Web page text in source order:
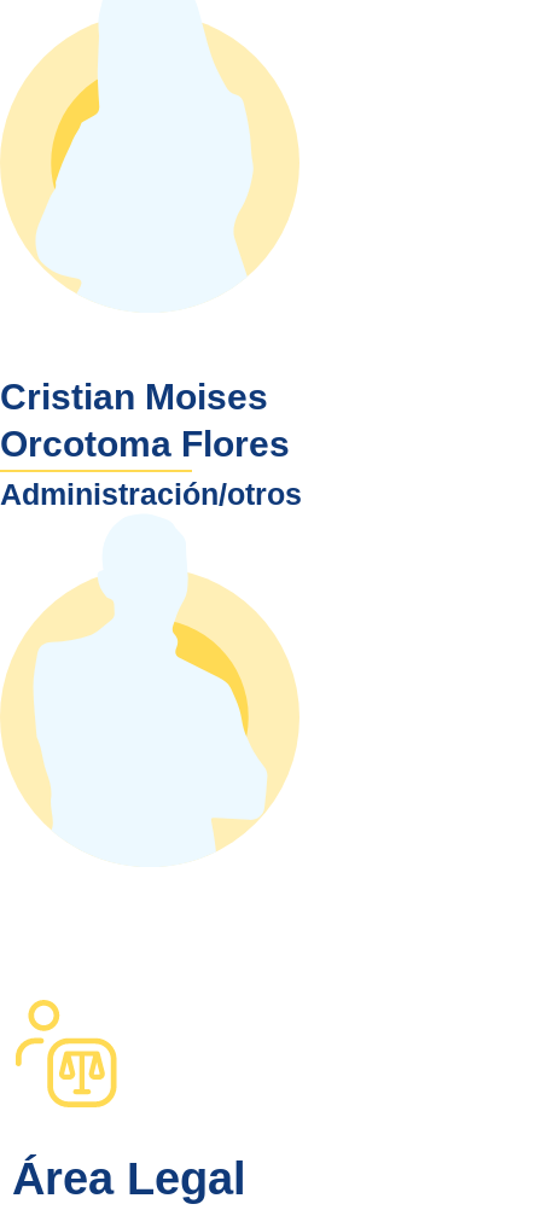
Cristian Moises
Orcotoma Flores
Administración/otros
Área Legal